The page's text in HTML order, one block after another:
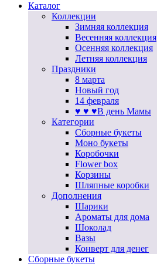
Каталог
Коллекции
Зимняя коллекция
Весенняя коллекция
Осенняя коллекция
Летняя коллекция
Праздники
8 марта
Новый год
14 февраля
♥ ♥ ♥В день Мамы
Категории
Сборные букеты
Моно букеты
Коробочки
Flower box
Корзины
Шляпные коробки
Дополнения
Шарики
Ароматы для дома
Шоколад
Вазы
Конверт для денег
Сборные букеты